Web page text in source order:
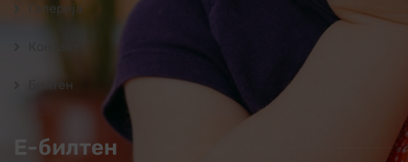
Галерија
Билтен
Е-билтен